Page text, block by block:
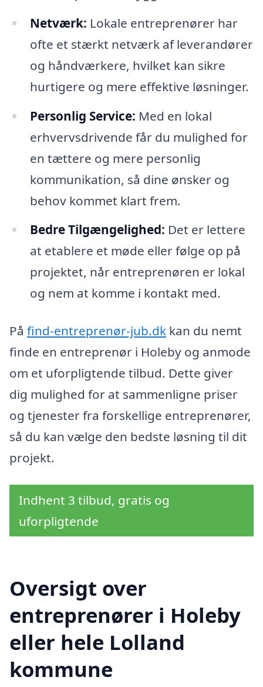
Netværk: Lokale entreprenører har
ofte et stærkt netværk af leverandører
og håndværkere, hvilket kan sikre
hurtigere og mere effektive løsninger.
Personlig Service: Med en lokal
erhvervsdrivende får du mulighed for
en tættere og mere personlig
kommunikation, så dine ønsker og
behov kommet klart frem.
Bedre Tilgængelighed: Det er lettere
at etablere et møde eller følge op på
projektet, når entreprenøren er lokal
og nem at komme i kontakt med.
På find-entreprenør-jub.dk kan du nemt
finde en entreprenør i Holeby og anmode
om et uforpligtende tilbud. Dette giver
dig mulighed for at sammenligne priser
og tjenester fra forskellige entreprenører,
så du kan vælge den bedste løsning til dit
projekt.
Indhent 3 tilbud, gratis og
uforpligtende
Oversigt over
entreprenører i Holeby
eller hele Lolland
kommune